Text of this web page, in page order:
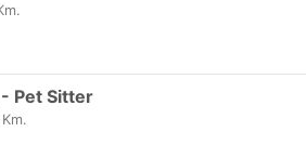
- Pet Sitter
Km.